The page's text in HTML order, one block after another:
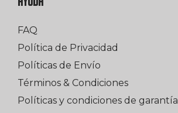
FAQ
Política de Privacidad
Políticas de Envío
Términos & Condiciones
Políticas y condiciones de garantía